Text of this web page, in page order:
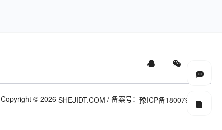
Copyright © 2026 SHEJIDT.COM / 备案号： 豫ICP备18007958号-1